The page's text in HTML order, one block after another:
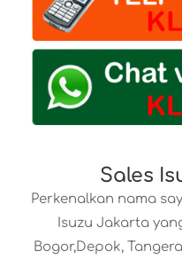
Sales
Perkenalkan nama
Isuzu Jakarta
Bogor,Depok,